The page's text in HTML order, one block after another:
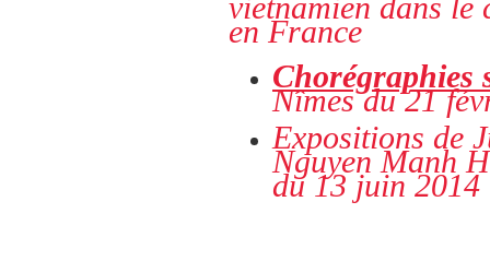
vietnamien dans le
en France
Chorégraphies
Nîmes du 21
Expositions de
Nguyen Manh
du 13 juin 2014